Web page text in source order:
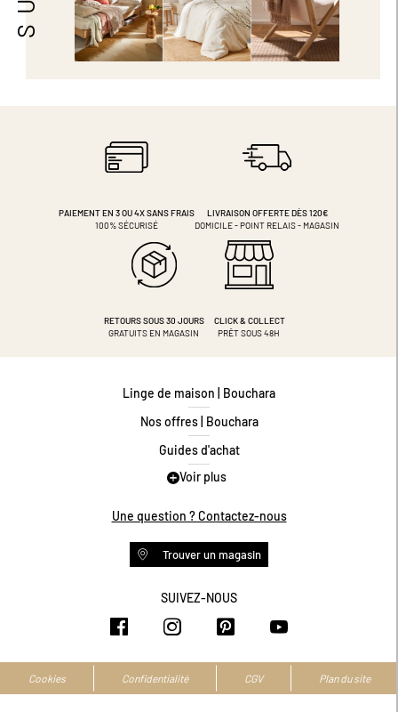
PAIEMENT EN 3 OU 4XSANS FRAIS
100% SÉCURISÉ
LIVRAISON OFFERTE DÈS 120€
DOMICILE - POINT RELAIS - MAGASIN
RETOURS SOUS 30 JOURS
GRATUITS EN MAGASIN
CLICK & COLLECT
PRÊT SOUS 48H
Linge de maison | Bouchara
Nos offres | Bouchara
Guides d'achat
Guide des tailles
Programme de fidélité
Conditions des offres
Livraison et retours
Accessibilité numérique
Voir plus
Une question ? Contactez-nous
Trouver un magasin
SUIVEZ-NOUS
https://www.facebook.com/
https://https://
Cookies Confidentialité CGV Plan du site